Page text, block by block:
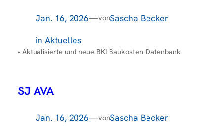
Jan. 16, 2026—vonSascha Becker
in Aktuelles
• Aktualisierte und neue BKI Baukosten-Datenbank
SJ AVA
Jan. 16, 2026—vonSascha Becker